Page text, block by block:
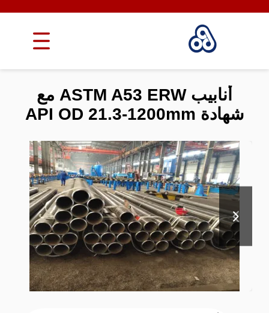
أنابيب ASTM A53 ERW مع
شهادة API OD 21.3-1200mm